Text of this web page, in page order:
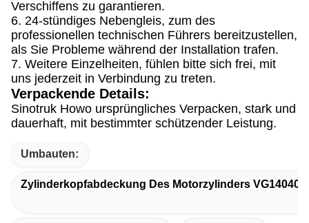
Verschiffens zu garantieren.
6. 24-stündiges Nebengleis, zum des
professionellen technischen Führers bereitzustellen,
als Sie Probleme während der Installation trafen.
7. Weitere Einzelheiten, fühlen bitte sich frei, mit
uns jederzeit in Verbindung zu treten.
Verpackende Details:
Sinotruk Howo ursprüngliches Verpacken, stark und
dauerhaft, mit bestimmter schützender Leistung.
Umbauten:
Zylinderkopfabdeckung Des Motorzylinders